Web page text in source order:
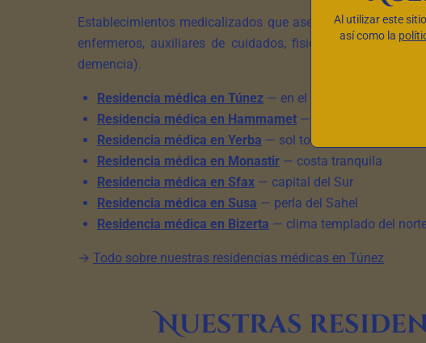
Establecimientos medicalizados que aseguran la atención
enfermeros, auxiliares de cuidados, fisioterapeutas,
demencia).
Residencia médica en Túnez — en el corazón de la capital
Residencia médica en Hammamet — histórico enclave
Residencia médica en Yerba — sol todo el año
Residencia médica en Monastir — costa tranquila
Residencia médica en Sfax — capital del Sur
Residencia médica en Susa — perla del Sahel
Residencia médica en Bizerta — clima templado del
→ Todo sobre nuestras residencias médicas en Túnez
Nuestras
Al utilizar este
así como la